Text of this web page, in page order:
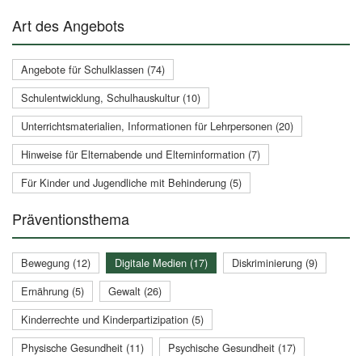
Art des Angebots
Angebote für Schulklassen (74)
Schulentwicklung, Schulhauskultur (10)
Unterrichtsmaterialien, Informationen für Lehrpersonen (20)
Hinweise für Elternabende und Elterninformation (7)
Für Kinder und Jugendliche mit Behinderung (5)
Präventionsthema
Bewegung (12) Digitale Medien (17)
Diskriminierung (9)
Ernährung (5)
Gewalt (26)
Kinderrechte und Kinderpartizipation (5)
Physische Gesundheit (11)
Psychische Gesundheit (17)